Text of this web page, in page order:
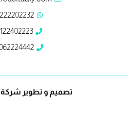
تصميم و تطوير شركة